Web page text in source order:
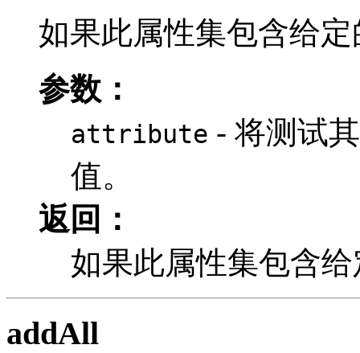
如果此属性集包含给
参数：
attribute - 将测试
值。
返回：
如果此属性集包含
addAll